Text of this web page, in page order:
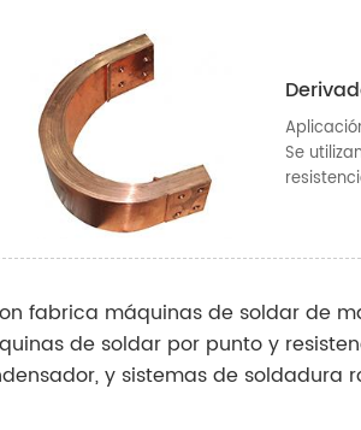
Se
fabrica máquinas de soldar de
de soldar por punto y
y sistemas de soldadura